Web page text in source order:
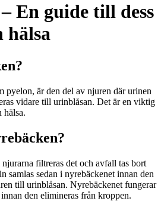
En guide till dess
hälsa
pyelon, är den del av njuren där urinen
vidare till urinblåsan. Det är en viktig
hälsa.
filtreras det och avfall tas bort
samlas sedan i nyrebäckenet innan den
till urinblåsan. Nyrebäckenet fungerar
den elimineras från kroppen.